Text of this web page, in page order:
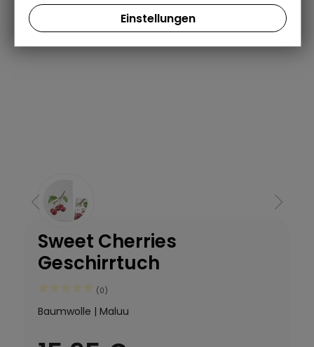
Sweet Cherries
Geschirrtuch
(0)
Baumwolle | Maluu
Einstellungen